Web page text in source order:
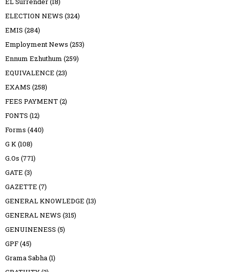
ELECTION NEWS (324)
EMIS (284)
Employment News (253)
Ennum Ezhuthum (259)
EQUIVALENCE (23)
EXAMS (258)
FEES PAYMENT(2)
FONTS (12)
Forms (440)
G K(108)
G.Os (771)
GATE (3)
GAZETTE (7)
GENERAL KNOWLEDGE (13)
GENERAL NEWS (315)
GENUINENESS (5)
GPF(45)
Grama Sabha(1)